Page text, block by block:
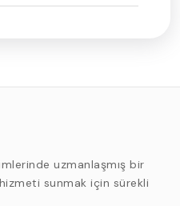
uzmanlaşmış bir
sunmak için sürekli